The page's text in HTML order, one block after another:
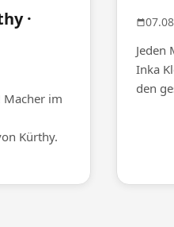
·
Macher im
Kürthy.
Jeden
Inka
den